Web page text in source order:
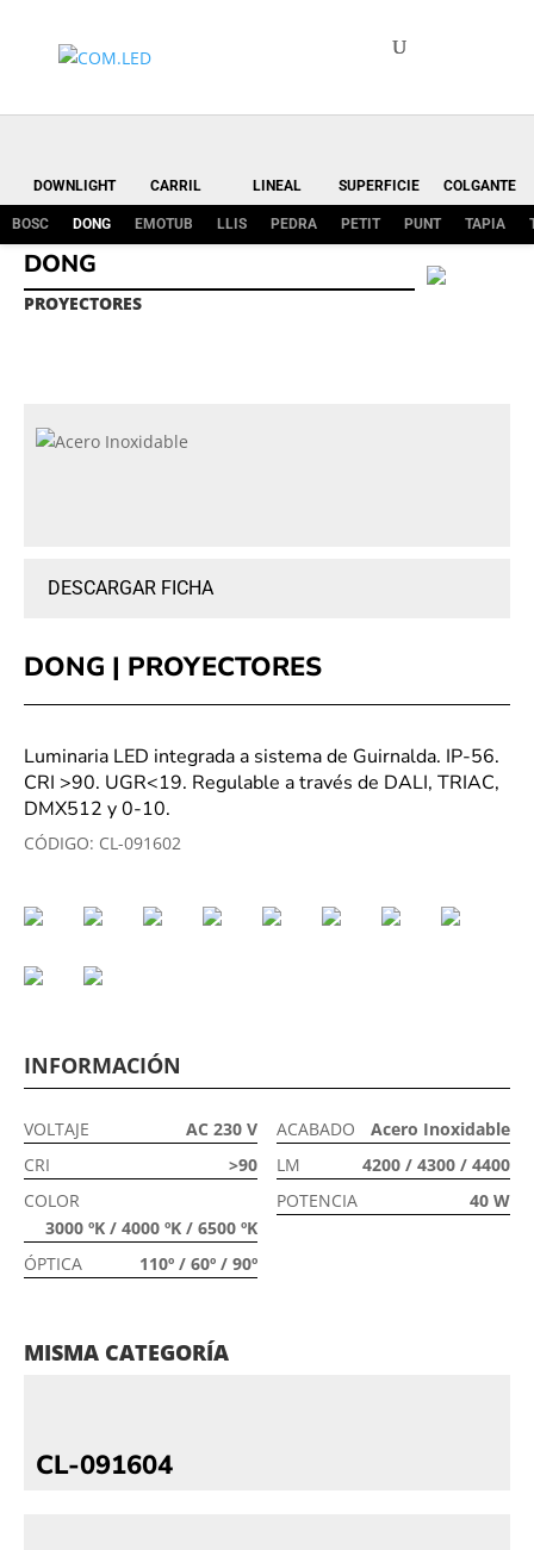
DOWNLIGHT CARRIL LINEAL SUPERFICIE COLGANTE
BOSC DONG EMOTUB LLIS PEDRA PETIT PUNT TAPIA
DONG
PROYECTORES
DESCARGAR FICHA
DONG | PROYECTORES
Luminaria LED integrada a sistema de Guirnalda. IP-56.
CRI >90. UGR<19. Regulable a través de DALI, TRIAC,
DMX512 y 0-10.
CÓDIGO: CL-091602
INFORMACIÓN
VOLTAJE
AC 230 V
CRI
>90
COLOR
3000 ºK / 4000 ºK / 6500 ºK
ÓPTICA
110º / 60º / 90º
ACABADO
Acero Inoxidable
LM
4200 / 4300 / 4400
POTENCIA
40 W
MISMA CATEGORÍA
CL-091604